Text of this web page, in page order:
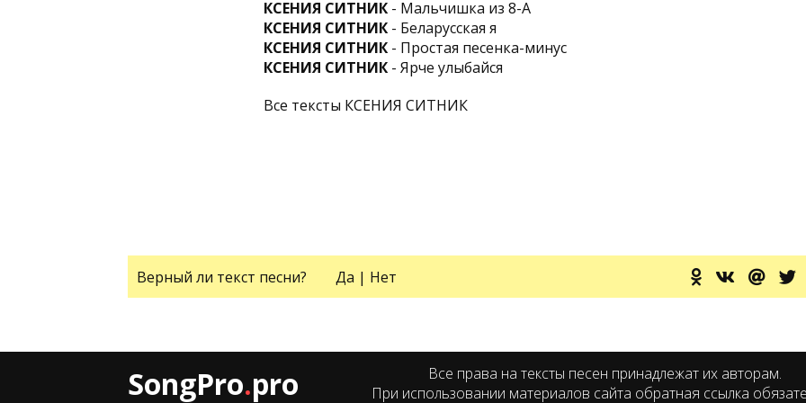
КСЕНИЯ СИТНИК- Мальчишка из 8-А
КСЕНИЯ СИТНИК- Беларусская я
КСЕНИЯ СИТНИК- Простая песенка-минус
КСЕНИЯ СИТНИК- Ярче улыбайся
Все тексты КСЕНИЯ СИТНИК
Верный ли текст песни? Да | Нет
SongPro.pro
Все права на тексты песен принадлежат их авторам.
При использовании материалов сайта обратная ссылка